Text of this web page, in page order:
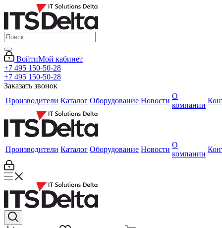
ВойтиМой кабинет
+7 495 150-50-28
+7 495 150-50-28
Заказать звонок
Производители Каталог Оборудование Новости
О
компании
Производители Каталог Оборудование Новости
О
компании